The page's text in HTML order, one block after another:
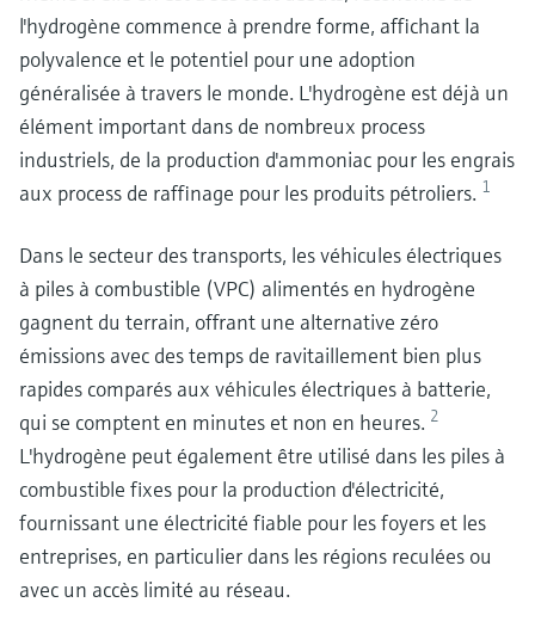
l'hydrogène commence à prendre forme, affichant la
polyvalence et le potentiel pour une adoption
généralisée à travers le monde. L'hydrogène est déjà un
élément important dans de nombreux process
industriels, de la production d'ammoniac pour les engrais
aux process de raffinage pour les produits pétroliers. 1
Dans le secteur des transports, les véhicules électriques
à piles à combustible (VPC) alimentés en hydrogène
gagnent du terrain, offrant une alternative zéro
émissions avec des temps de ravitaillement bien plus
rapides comparés aux véhicules électriques à batterie,
qui se comptent en minutes et non en heures. 2
L'hydrogène peut également être utilisé dans les piles à
combustible fixes pour la production d'électricité,
fournissant une électricité fiable pour les foyers et les
entreprises, en particulier dans les régions reculées ou
avec un accès limité au réseau.